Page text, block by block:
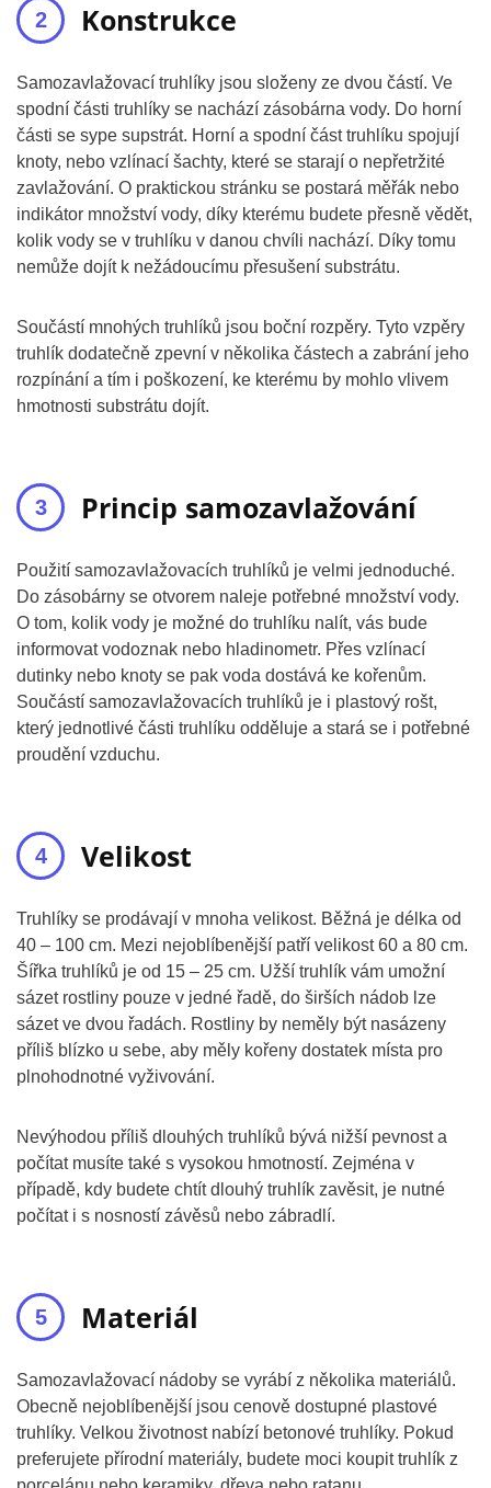
Konstrukce
Samozavlažovací truhlíky jsou složeny ze dvou částí. Ve
spodní části truhlíky se nachází zásobárna vody. Do horní
části se sype supstrát. Horní a spodní část truhlíku spojují
knoty, nebo vzlínací šachty, které se starají o nepřetržité
zavlažování. O praktickou stránku se postará měřák nebo
indikátor množství vody, díky kterému budete přesně vědět,
kolik vody se v truhlíku v danou chvíli nachází. Díky tomu
nemůže dojít k nežádoucímu přesušení substrátu.
Součástí mnohých truhlíků jsou boční rozpěry. Tyto vzpěry
truhlík dodatečně zpevní v několika částech a zabrání jeho
rozpínání a tím i poškození, ke kterému by mohlo vlivem
hmotnosti substrátu dojít.
Princip samozavlažování
Použití samozavlažovacích truhlíků je velmi jednoduché.
Do zásobárny se otvorem naleje potřebné množství vody.
O tom, kolik vody je možné do truhlíku nalít, vás bude
informovat vodoznak nebo hladinometr. Přes vzlínací
dutinky nebo knoty se pak voda dostává ke kořenům.
Součástí samozavlažovacích truhlíků je i plastový rošt,
který jednotlivé části truhlíku odděluje a stará se i potřebné
proudění vzduchu.
Velikost
Truhlíky se prodávají v mnoha velikost. Běžná je délka od
40 – 100 cm. Mezi nejoblíbenější patří velikost 60 a 80 cm.
Šířka truhlíků je od 15 – 25 cm. Užší truhlík vám umožní
sázet rostliny pouze v jedné řadě, do širších nádob lze
sázet ve dvou řadách. Rostliny by neměly být nasázeny
příliš blízko u sebe, aby měly kořeny dostatek místa pro
plnohodnotné vyživování.
Nevýhodou příliš dlouhých truhlíků bývá nižší pevnost a
počítat musíte také s vysokou hmotností. Zejména v
případě, kdy budete chtít dlouhý truhlík zavěsit, je nutné
počítat i s nosností závěsů nebo zábradlí.
Materiál
Samozavlažovací nádoby se vyrábí z několika materiálů.
Obecně nejoblíbenější jsou cenově dostupné plastové
truhlíky. Velkou životnost nabízí betonové truhlíky. Pokud
preferujete přírodní materiály, budete moci koupit truhlík z